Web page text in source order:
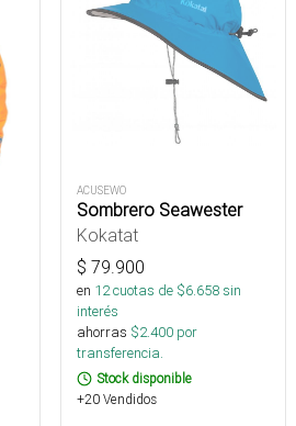
ACUSEWO
Sombrero Seawester
Kokatat
$ 79.900
en 12cuotas de $6.658sin
interés
ahorras $2.400 por
transferencia.
Stock disponible
+20 Vendidos